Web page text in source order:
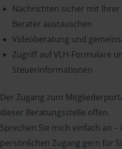
Nachrichten sicher mit
Berater austauschen
Videoberatung und
Zugriff auf VLH-Formulare
Steuerinformationen
Der Zugang zum
dieser Beratungsstelle offen.
Sprechen Sie mich einfach an
persönlichen Zugang gern für